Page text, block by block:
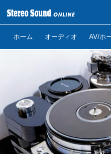
ホーム オーディオ AV/ホ